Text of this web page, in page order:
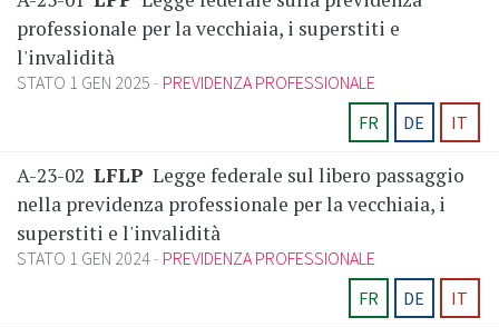
professionale per la vecchiaia, i superstiti e
l'invalidità
STATO 1 GEN 2025
PREVIDENZA PROFESSIONALE
FR
DE IT
A-23-02 LFLP Legge federale sul libero passaggio
nella previdenza professionale per la vecchiaia, i
superstiti e l'invalidità
STATO 1 GEN 2024 PREVIDENZA PROFESSIONALE
FR
DE IT